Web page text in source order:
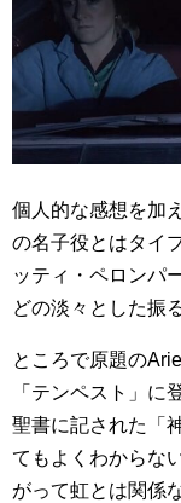
個人的な感想を加
の名子役とはタイ
ッティ・ペロンパ
どの淡々とした振
ところで原題の
「テンペスト」に
聖書に記された「
てもよくわからな
がって虹とは関係